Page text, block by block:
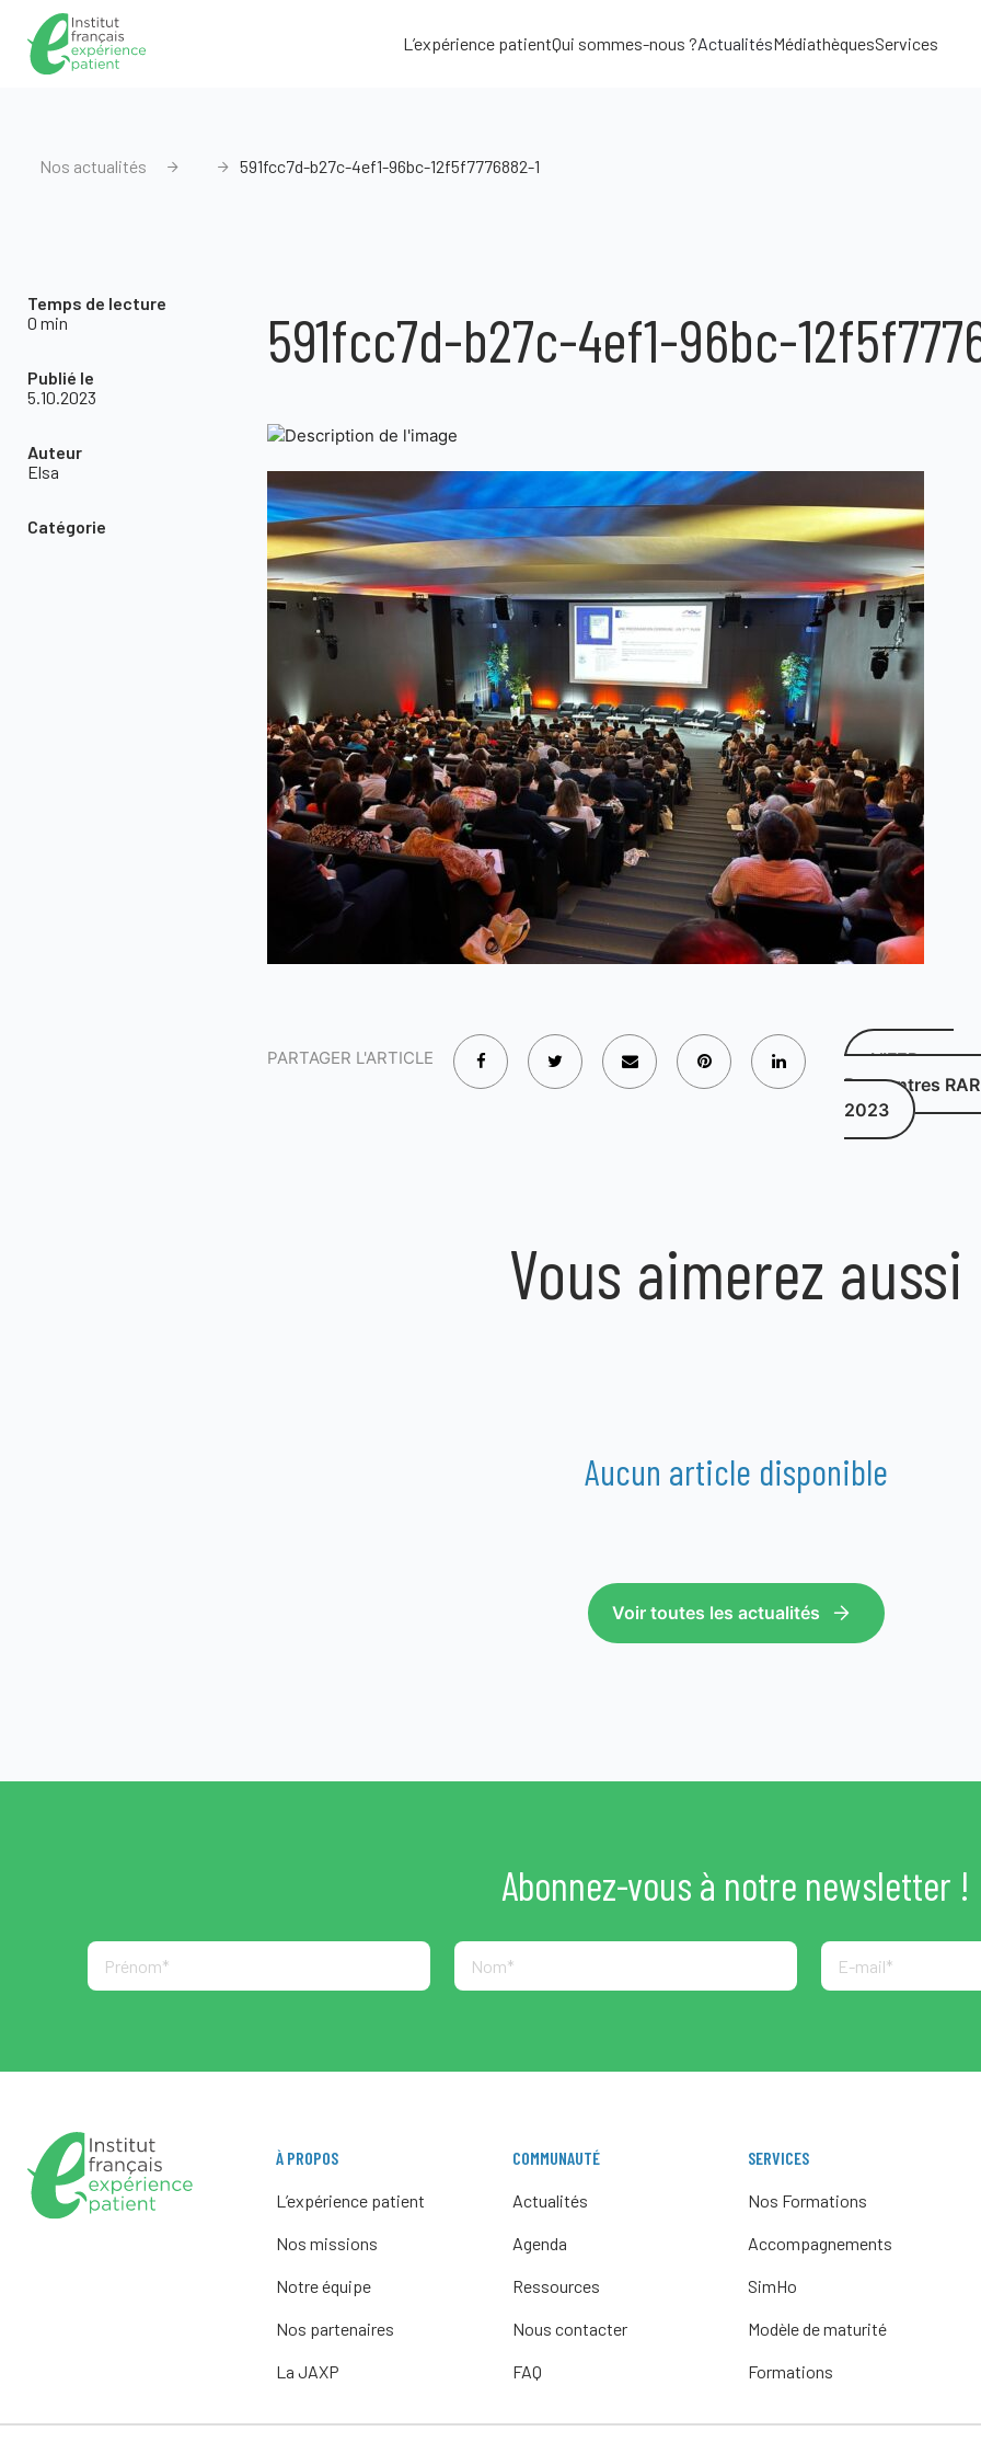
L’expérience patientQui sommes-nous ?ActualitésMédiathèquesServices
Nos actualités 591fcc7d-b27c-4ef1-96bc-12f5f7776882-1
Temps de lecture
0 min
Publié le
5.10.2023
Auteur
Elsa
Catégorie
591fcc7d-b27c-4ef1-96bc-
PARTAGER L'ARTICLE
L’IFEP aux
Rencontres
2023
Vous aimerez aussi
Aucun article disponible
Voir toutes les actualités
Abonnez-vous à notre newsletter !
À PROPOS
L’expérience patient
Nos missions
Notre équipe
Nos partenaires
La JAXP
COMMUNAUTÉ
Actualités
Agenda
Ressources
Nous contacter
FAQ
SERVICES
Nos Formations
Accompagnements
SimHo
Modèle de maturité
Formations